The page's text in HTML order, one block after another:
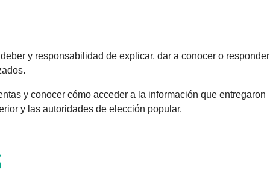
y responsabilidad de explicar, dar a conocer o responder
y conocer cómo acceder a la información que entregaron
y las autoridades de elección popular.